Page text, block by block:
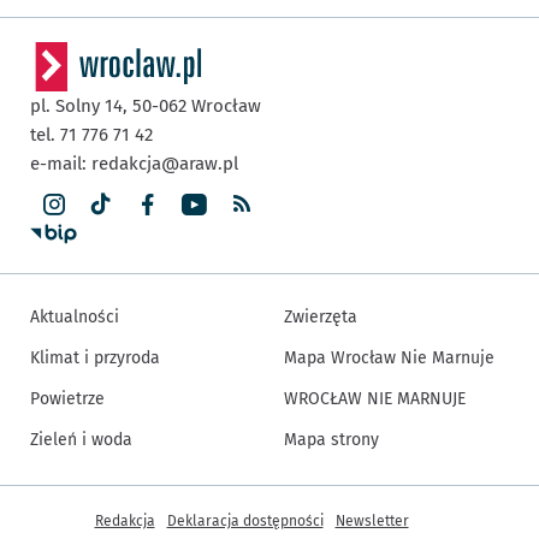
pl. Solny 14, 50-062 Wrocław
tel. 71 776 71 42
e-mail: redakcja@araw.pl
Aktualności
Klimat i przyroda
Powietrze
Zieleń i woda
Zwierzęta
Mapa Wrocław Nie Marnuje
WROCŁAW NIE MARNUJE
Mapa strony
Inne informacje
Redakcja Deklaracja dostępności Newsletter